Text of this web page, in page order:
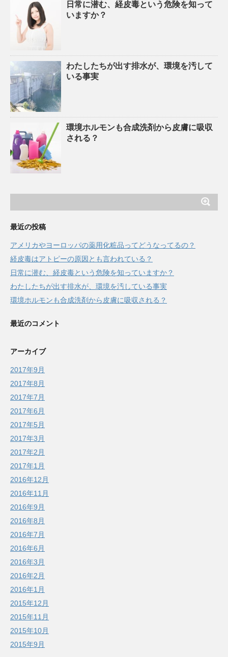
日常に潜む、経皮毒という危険を知って
いますか？
わたしたちが出す排水が、環境を汚して
いる事実
環境ホルモンも合成洗剤から皮膚に吸収
される？
最近の投稿
アメリカやヨーロッパの薬用化粧品ってどうなってるの？
経皮毒はアトピーの原因とも言われている？
日常に潜む、経皮毒という危険を知っていますか？
わたしたちが出す排水が、環境を汚している事実
環境ホルモンも合成洗剤から皮膚に吸収される？
最近のコメント
アーカイブ
2017年9月
2017年8月
2017年7月
2017年6月
2017年5月
2017年3月
2017年2月
2017年1月
2016年12月
2016年11月
2016年9月
2016年8月
2016年7月
2016年6月
2016年3月
2016年2月
2016年1月
2015年12月
2015年11月
2015年10月
2015年9月